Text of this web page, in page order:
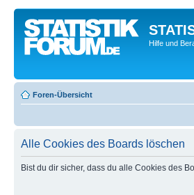
Hilfe und
Foren-Übersicht
Alle Cookies des Boards löschen
Bist du dir sicher, dass du alle Cookies des